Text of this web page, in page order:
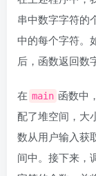
串中数字字符的
中的每个字符。
后，函数返回数
在 main 函数中
配了堆空间，大
数从用户输入获
间中。接下来，